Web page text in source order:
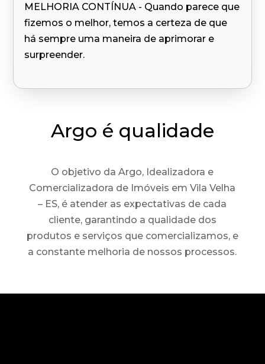
MELHORIA CONTÍNUA - Quando parece que
fizemos o melhor, temos a certeza de que
há sempre uma maneira de aprimorar e
surpreender.
Argo é qualidade
O objetivo da Argo, Idealizadora e
Comercializadora de Imóveis em Vila Velha
– ES, é atender as expectativas de cada
cliente, garantindo a qualidade dos
produtos e serviços que comercializamos, e
a constante melhoria de nossos processos.